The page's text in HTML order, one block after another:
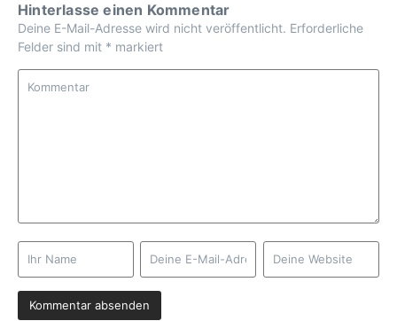
Hinterlasse einen Kommentar
Deine E-Mail-Adresse wird nicht veröffentlicht. Erforderliche
Felder sind mit * markiert